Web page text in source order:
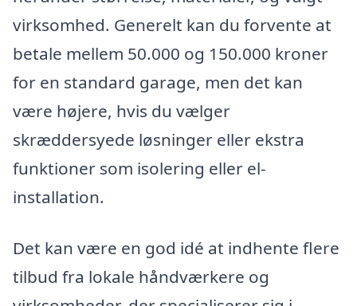
virksomhed. Generelt kan du forvente at
betale mellem 50.000 og 150.000 kroner
for en standard garage, men det kan
være højere, hvis du vælger
skræddersyede løsninger eller ekstra
funktioner som isolering eller el-
installation.
Det kan være en god idé at indhente flere
tilbud fra lokale håndværkere og